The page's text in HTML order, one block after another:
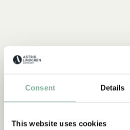
Consent Details
This website uses cookies